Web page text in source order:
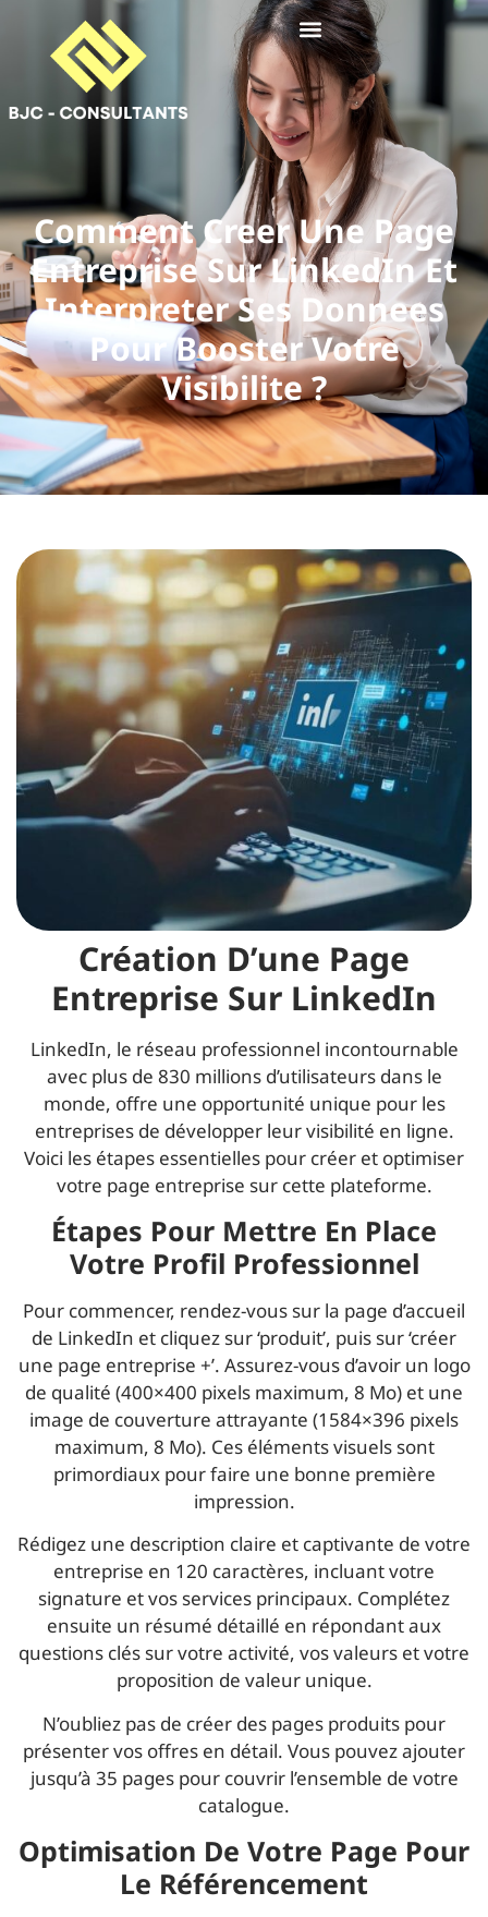
Comment Creer Une Page
Entreprise Sur LinkedIn Et
Interpreter Ses Donnees
Pour Booster Votre
Visibilite ?
Création D’une Page
Entreprise Sur LinkedIn
LinkedIn, le réseau professionnel incontournable
avec plus de 830 millions d’utilisateurs dans le
monde, offre une opportunité unique pour les
entreprises de développer leur visibilité en ligne.
Voici les étapes essentielles pour créer et optimiser
votre page entreprise sur cette plateforme.
Étapes Pour Mettre En Place
Votre Profil Professionnel
Pour commencer, rendez-vous sur la page d’accueil
de LinkedIn et cliquez sur ‘produit’, puis sur ‘créer
une page entreprise +’. Assurez-vous d’avoir un logo
de qualité (400×400 pixels maximum, 8 Mo) et une
image de couverture attrayante (1584×396 pixels
maximum, 8 Mo). Ces éléments visuels sont
primordiaux pour faire une bonne première
impression.
Rédigez une description claire et captivante de votre
entreprise en 120 caractères, incluant votre
signature et vos services principaux. Complétez
ensuite un résumé détaillé en répondant aux
questions clés sur votre activité, vos valeurs et votre
proposition de valeur unique.
N’oubliez pas de créer des pages produits pour
présenter vos offres en détail. Vous pouvez ajouter
jusqu’à 35 pages pour couvrir l’ensemble de votre
catalogue.
Optimisation De Votre Page Pour
Le Référencement